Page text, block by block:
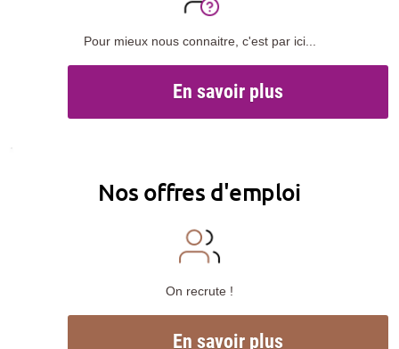
Pour mieux nous connaitre, c'est par ici...
En savoir plus
Nos offres d'emploi
On recrute !
En savoir plus